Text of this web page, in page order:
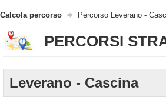
Calcola percorso Percorso Leverano -
PERCORSI
Leverano - Cascina